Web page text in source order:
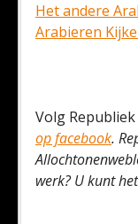
Het andere
Arabieren
Volg
op facebook.
werk? U kunt